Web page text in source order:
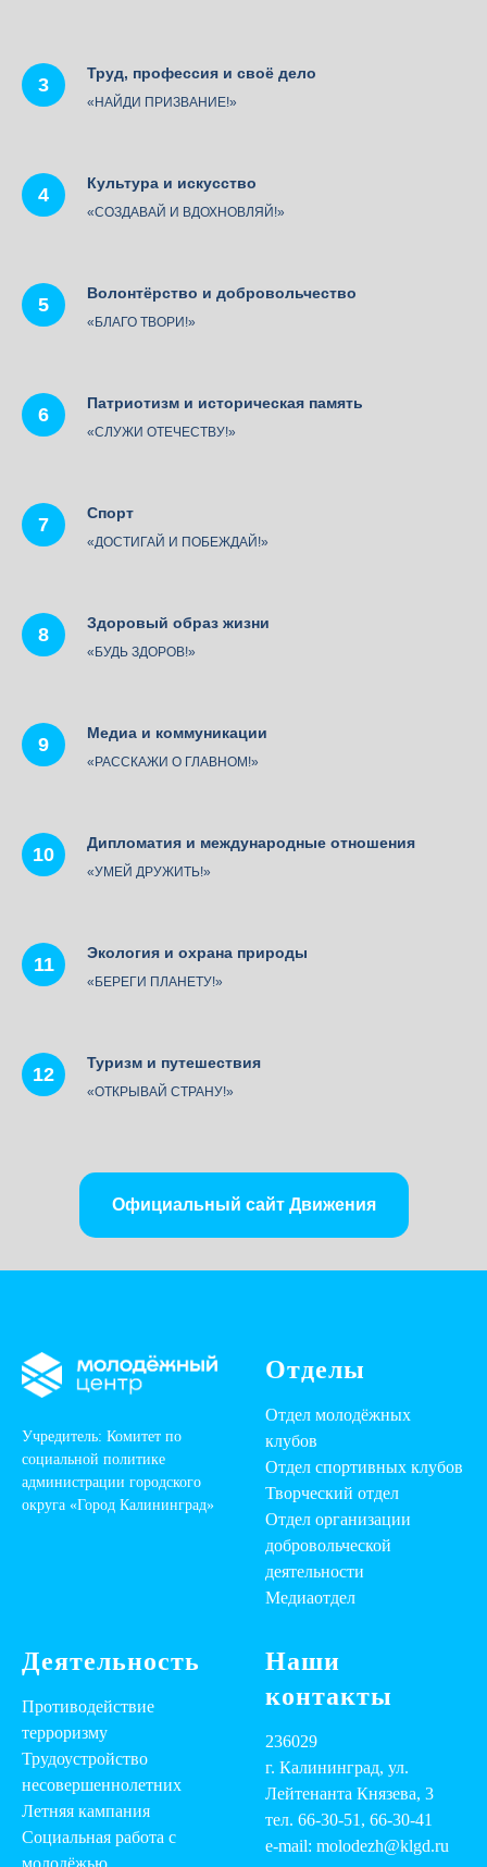
Труд, профессия и своё дело
«НАЙДИ ПРИЗВАНИЕ!»
Культура и искусство
«СОЗДАВАЙ И ВДОХНОВЛЯЙ!»
Волонтёрство и добровольчество
«БЛАГО ТВОРИ!»
Патриотизм и историческая память
«СЛУЖИ ОТЕЧЕСТВУ!»
Спорт
«ДОСТИГАЙ И ПОБЕЖДАЙ!»
Здоровый образ жизни
«БУДЬ ЗДОРОВ!»
Медиа и коммуникации
«РАССКАЖИ О ГЛАВНОМ!»
Дипломатия и международные отношения
«УМЕЙ ДРУЖИТЬ!»
Экология и охрана природы
«БЕРЕГИ ПЛАНЕТУ!»
Туризм и путешествия
«ОТКРЫВАЙ СТРАНУ!»
Официальный сайт Движения
Учредитель: Комитет по
социальной политике
администрации городского
округа «Город Калининград»
Отделы
Отдел молодёжных
клубов
Отдел спортивных клубов
Творческий отдел
Отдел организации
добровольческой
деятельности
Медиаотдел
Деятельность
Противодействие
терроризму
Трудоустройство
несовершеннолетних
Летняя кампания
Социальная работа с
молодёжью
Наши
контакты
236029
г. Калининград, ул.
Лейтенанта Князева, 3
тел. 66-30-51, 66-30-41
e-mail: molodezh@klgd.ru